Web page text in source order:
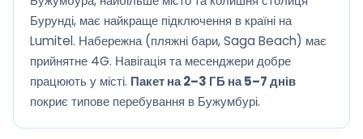
Бурунді, має найкраще підключення в країні на
Lumitel. Набережна (пляжні бари, Saga Beach) має
прийнятне 4G. Навігація та месенджери добре
працюють у місті. Пакет на 2–3 ГБ на 5–7 днів
покриє типове перебування в Бужумбурі.